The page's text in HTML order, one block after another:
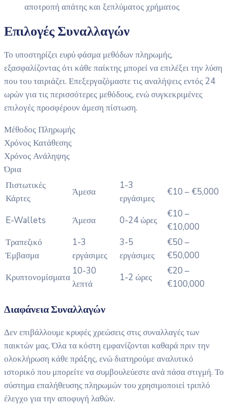
αποτροπή απάτης και ξεπλύματος χρήματος
Επιλογές Συναλλαγών
Το υποστηρίζει ευρύ φάσμα μεθόδων πληρωμής,
εξασφαλίζοντας ότι κάθε παίκτης μπορεί να επιλέξει την λύση
που του ταιριάζει. Επεξεργαζόμαστε τις αναλήψεις εντός 24
ωρών για τις περισσότερες μεθόδους, ενώ συγκεκριμένες
επιλογές προσφέρουν άμεση πίστωση.
Μέθοδος Πληρωμής
Χρόνος Κατάθεσης
Χρόνος Ανάληψης
Όρια
Πιστωτικές
Κάρτες
Άμεσα
1-3
εργάσιμες
€10 – €5,000
E-Wallets Άμεσα 0-24 ώρες
€10 –
€10,000
Τραπεζικό
Έμβασμα
1-3
εργάσιμες
3-5
εργάσιμες
€50 –
€50,000
Κρυπτονομίσματα
10-30
λεπτά
1-2 ώρες
€20 –
€100,000
Διαφάνεια Συναλλαγών
Δεν επιβάλλουμε κρυφές χρεώσεις στις συναλλαγές των
παικτών μας. Όλα τα κόστη εμφανίζονται καθαρά πριν την
ολοκλήρωση κάθε πράξης, ενώ διατηρούμε αναλυτικό
ιστορικό που μπορείτε να συμβουλεύεστε ανά πάσα στιγμή. Το
σύστημα επαλήθευσης πληρωμών του χρησιμοποιεί τριπλό
έλεγχο για την αποφυγή λαθών.